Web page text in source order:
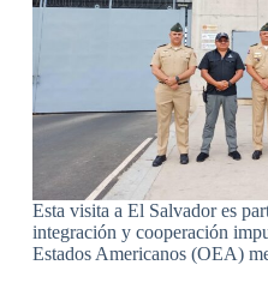
Esta visita a El Salvador es
integración y cooperación
Estados Americanos (OEA)